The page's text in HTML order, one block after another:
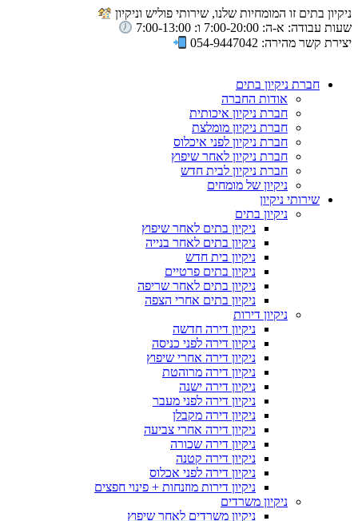
ניקיון בתים זו המומחיות שלנו, שירותי פוליש וניקיון
שעות עבודה: א-ה: 7:00-20:00 ו: 7:00-13:00
יצירת קשר מהירה: 054-9447042
חברת ניקיון בתים
אודות החברה
חברת ניקיון איכותית
חברת ניקיון מומלצת
חברת ניקיון לפני איכלוס
חברת ניקיון לאחר שיפוץ
חברת ניקיון לבית חדש
ניקיון של מומחים
שירותי ניקיון
ניקיון בתים
ניקיון בתים לאחר שיפוץ
ניקיון בתים לאחר בנייה
ניקיון בית חדש
ניקיון בתים פרטיים
ניקיון בתים לאחר שריפה
ניקיון בתים אחרי הצפה
ניקיון דירות
ניקיון דירה חדשה
ניקיון דירה לפני כניסה
ניקיון דירה אחרי שיפוץ
ניקיון דירה מרוהטת
ניקיון דירה ישנה
ניקיון דירה לפני מעבר
ניקיון דירה מקבלן
ניקיון דירה אחרי צביעה
ניקיון דירה שכורה
ניקיון דירה קטנה
ניקיון דירה לפני אכלוס
ניקיון דירות מוזנחות + פינוי חפצים
ניקיון משרדים
ניקיון משרדים לאחר שיפוץ